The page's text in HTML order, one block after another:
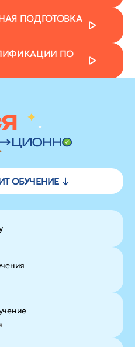
ПОДГОТОВКА
ПО
ОБУЧЕНИЕ ↓